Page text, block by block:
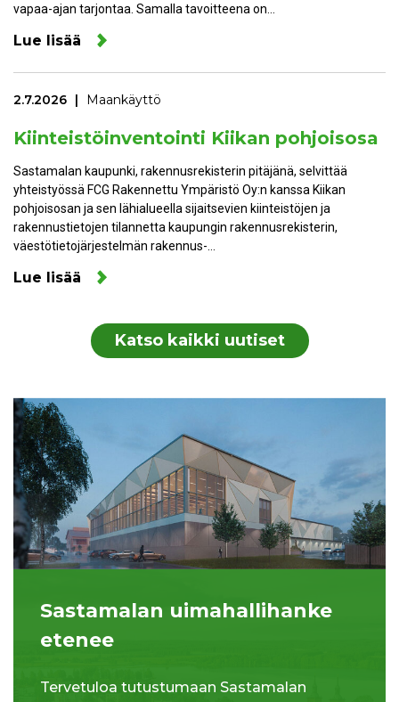
vapaa-ajan tarjontaa. Samalla tavoitteena on…
Lue lisää
2.7.2026 Maankäyttö
Kiinteistöinventointi Kiikan pohjoisosa
Sastamalan kaupunki, rakennusrekisterin pitäjänä, selvittää
yhteistyössä FCG Rakennettu Ympäristö Oy:n kanssa Kiikan
pohjoisosan ja sen lähialueella sijaitsevien kiinteistöjen ja
rakennustietojen tilannetta kaupungin rakennusrekisterin,
väestötietojärjestelmän rakennus-…
Lue lisää
Katso kaikki uutiset
Sastamalan uimahallihanke
etenee
Tervetuloa tutustumaan Sastamalan